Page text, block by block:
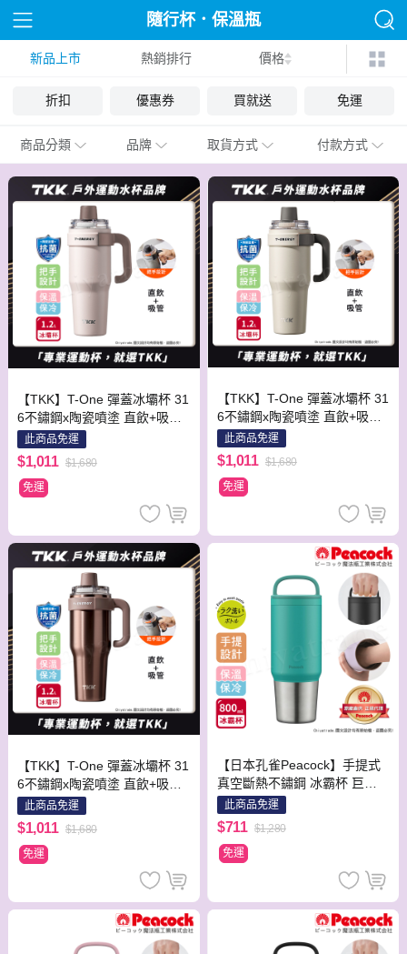
隨行杯．保溫瓶
新品上市 熱銷排行 價格
折扣 優惠券 買就送 免運
商品分類 品牌 取貨方式 付款方式
【TKK】T-One 彈蓋冰壩杯 31
6不鏽鋼x陶瓷噴塗 直飲+吸管
保冰保溫 運動隨身杯 1200ML
(握把式)-初春粉
此商品免運
$1,011 $1,680
免運
【TKK】T-One 彈蓋冰壩杯 31
6不鏽鋼x陶瓷噴塗 直飲+吸管
保冰保溫 運動隨身杯 1200ML
(握把式)-沙丘咖
此商品免運
$1,011 $1,680
免運
【TKK】T-One 彈蓋冰壩杯 31
6不鏽鋼x陶瓷噴塗 直飲+吸管
保冰保溫 運動隨身杯 1200ML
(握把式)-玫瑰金
此商品免運
$1,011 $1,680
免運
【日本孔雀Peacock】手提式
真空斷熱不鏽鋼 冰霸杯 巨無
霸鋼杯 保冰保溫 隨行杯 800M
L(上蓋可拆洗)-孔雀綠
此商品免運
$711 $1,280
免運